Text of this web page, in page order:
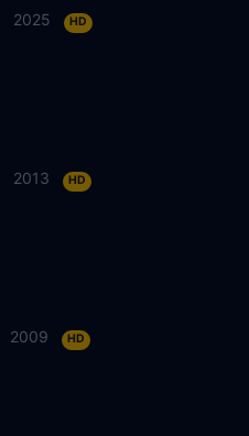
2025 HD
2013 HD
2009 HD